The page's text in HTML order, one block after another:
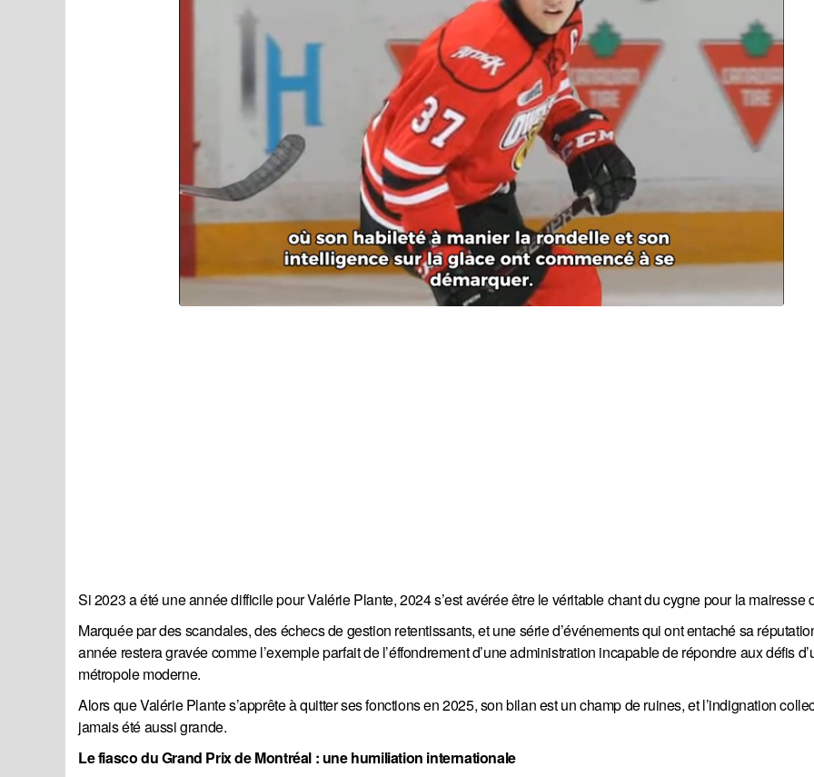
Si 2023 a été une année difficile pour Valérie Plante, 2024 s’est avérée être le véritable chant du cygne pour la mairesse
Marquée par des scandales, des échecs de gestion retentissants, et une série d’événements qui ont entaché sa
année restera gravée comme l’exemple parfait de l’éffondrement d’une administration incapable de répondre aux défis
métropole moderne.
Alors que Valérie Plante s’apprête à quitter ses fonctions en 2025, son bilan est un champ de ruines, et l’indignation
jamais été aussi grande.
Le fiasco du Grand Prix de Montréal : une humiliation internationale